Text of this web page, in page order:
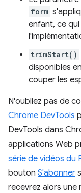
form
enfant, ce
trimStart()
disponibles
couper les
N'oubliez pas de
Chrome DevTools
DevTools dans
applications Web
série de vidéos du
bouton S'abonner
recevrez alors une